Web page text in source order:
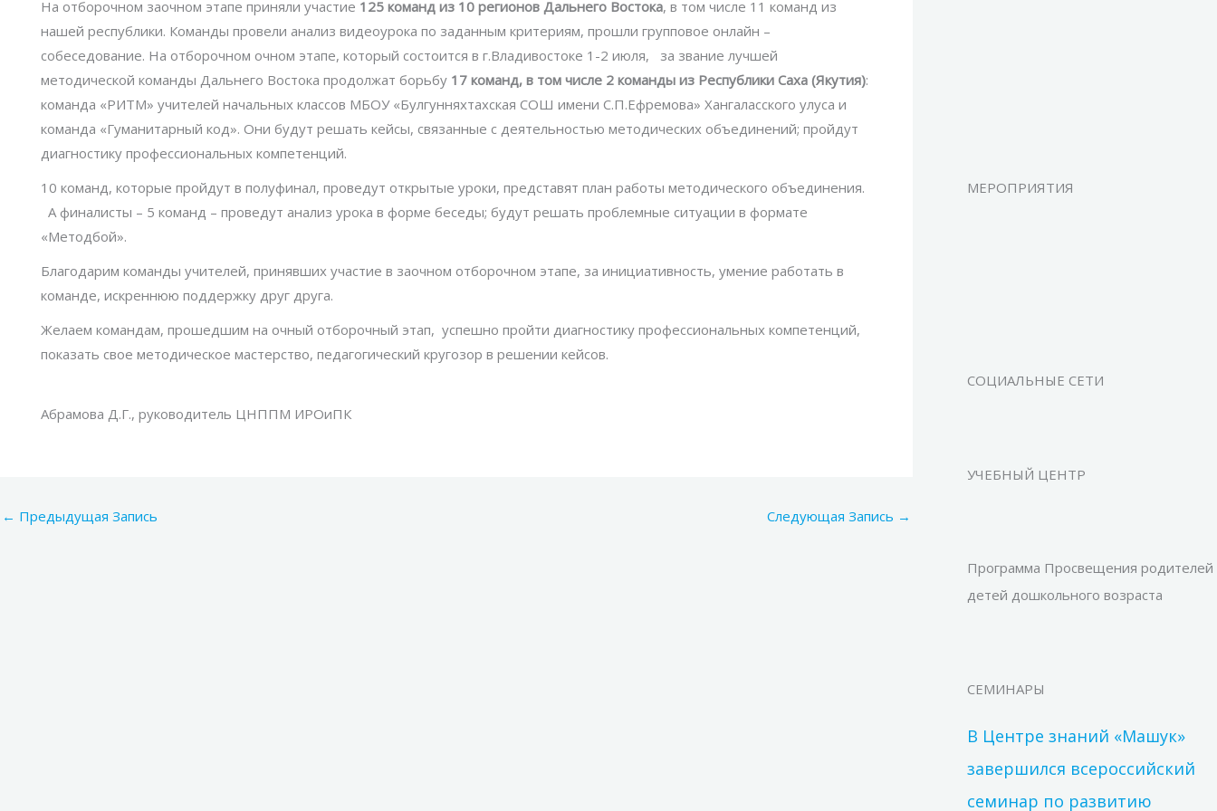
На отборочном заочном этапе приняли участие 125 команд из 10 регионов Дальнего Востока, в том числе 11 команд из
нашей республики. Команды провели анализ видеоурока по заданным критериям, прошли групповое онлайн –
собеседование. На отборочном очном этапе, который состоится в г.Владивостоке 1-2 июля, за звание лучшей
методической команды Дальнего Востока продолжат борьбу 17 команд, в том числе 2 команды из Республики Саха (Якутия):
команда «РИТМ» учителей начальных классов МБОУ «Булгунняхтахская СОШ имени С.П.Ефремова» Хангаласского улуса и
команда «Гуманитарный код». Они будут решать кейсы, связанные с деятельностью методических объединений; пройдут
диагностику профессиональных компетенций.
10 команд, которые пройдут в полуфинал, проведут открытые уроки, представят план работы методического объединения.
А финалисты – 5 команд – проведут анализ урока в форме беседы; будут решать проблемные ситуации в формате
«Методбой».
Благодарим команды учителей, принявших участие в заочном отборочном этапе, за инициативность, умение работать в
команде, искреннюю поддержку друг друга.
Желаем командам, прошедшим на очный отборочный этап, успешно пройти диагностику профессиональных компетенций,
показать свое методическое мастерство, педагогический кругозор в решении кейсов.
Абрамова Д.Г., руководитель ЦНППМ ИРОиПК
← Предыдущая Запись Следующая Запись →
МЕРОПРИЯТИЯ
СОЦИАЛЬНЫЕ СЕТИ
УЧЕБНЫЙ ЦЕНТР
Программа Просвещения родителей
детей дошкольного возраста
СЕМИНАРЫ
В Центре знаний «Машук»
завершился всероссийский
семинар по развитию